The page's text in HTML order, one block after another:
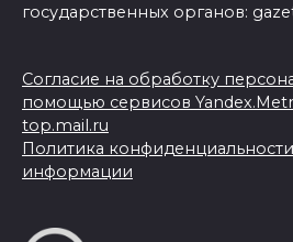
государственных органов:
Согласие на обработку
помощью сервисов
top.mail.ru
Политика
информации